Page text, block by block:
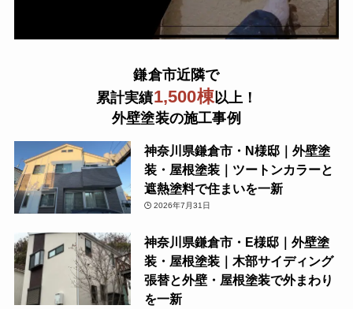
鎌倉市近隣で
累計実績1,500棟以上！
外壁塗装の施工事例
神奈川県鎌倉市・N様邸｜外壁塗
装・屋根塗装｜ツートンカラーと
遮熱塗料で住まいを一新
2026年7月31日
神奈川県鎌倉市・E様邸｜外壁塗
装・屋根塗装｜木部サイディング
張替と外壁・屋根塗装で外まわり
を一新